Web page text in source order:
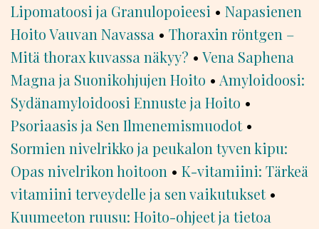
Lipomatoosi ja Granulopoieesi • Napasienen
Hoito Vauvan Navassa • Thoraxin röntgen –
Mitä thorax kuvassa näkyy? • Vena Saphena
Magna ja Suonikohjujen Hoito • Amyloidoosi:
Sydänamyloidoosi Ennuste ja Hoito •
Psoriaasis ja Sen Ilmenemismuodot•
Sormien nivelrikko ja peukalon tyven kipu:
Opas nivelrikon hoitoon • K-vitamiini: Tärkeä
vitamiini terveydelle ja sen vaikutukset•
Kuumeeton ruusu: Hoito-ohjeet ja tietoa